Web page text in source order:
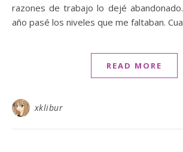
razones de trabajo lo dejé
año pasé los niveles que me faltaban.
READ MORE
xklibur